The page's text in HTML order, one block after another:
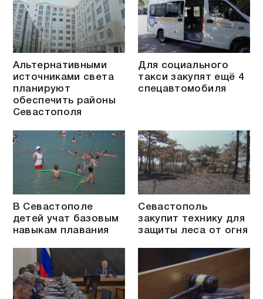
Альтернативными
источниками света
планируют
обеспечить районы
Севастополя
Для социального
такси закупят ещё 4
спецавтомобиля
В Севастополе
детей учат базовым
навыкам плавания
Севастополь
закупит технику для
защиты леса от огня